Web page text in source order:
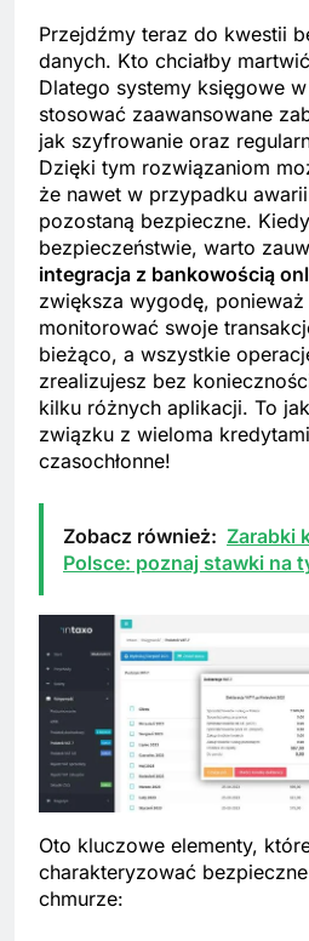
Przejdźmy teraz do kwestii
danych. Kto chciałby
Dlatego systemy księgowe
stosować zaawansowane
jak szyfrowanie oraz
Dzięki tym rozwiązaniom
że nawet w przypadku
pozostaną bezpieczne.
bezpieczeństwie, warto
integracja z bankowością
zwiększa wygodę, ponieważ
monitorować swoje
bieżąco, a wszystkie
zrealizujesz bez
kilku różnych aplikacji. To
związku z wieloma
czasochłonne!
Zobacz również: Zarabki
Polsce: poznaj stawki na
Oto kluczowe elementy,
charakteryzować
chmurze: